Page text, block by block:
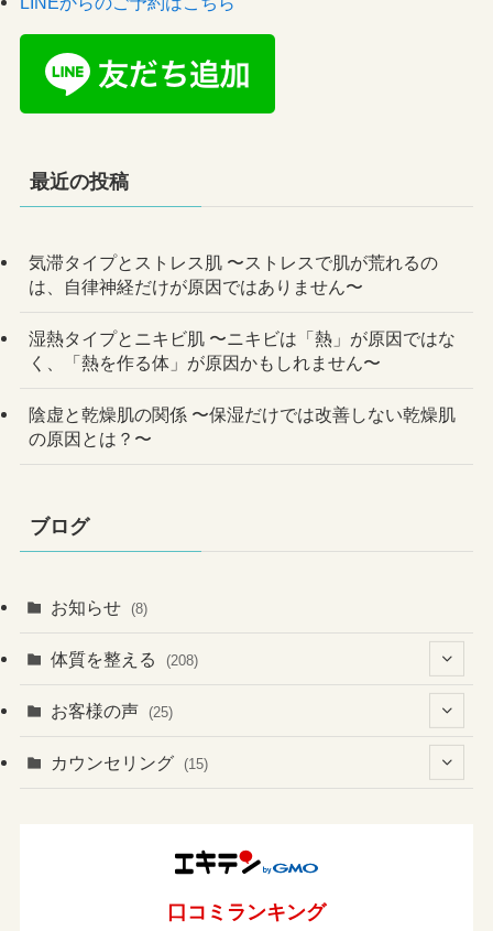
最近の投稿
気滞タイプとストレス肌 〜ストレスで肌が荒れるの
は、自律神経だけが原因ではありません〜
湿熱タイプとニキビ肌 〜ニキビは「熱」が原因ではな
く、「熱を作る体」が原因かもしれません〜
陰虚と乾燥肌の関係 〜保湿だけでは改善しない乾燥肌
の原因とは？〜
ブログ
お知らせ (8)
体質を整える (208)
(41)
(1)
(60)
(19)
お客様の声 (25)
(3)
カウンセリング (15)